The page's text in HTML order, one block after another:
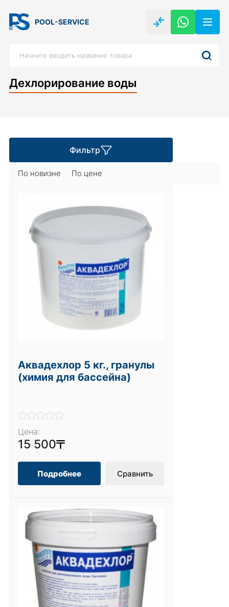
POOL-SERVICE
Дехлорирование воды
Фильтр
По новизне По цене
Аквадехлор 5 кг., гранулы
(химия для бассейна)
Цена:
15 500
Подробнее Сравнить